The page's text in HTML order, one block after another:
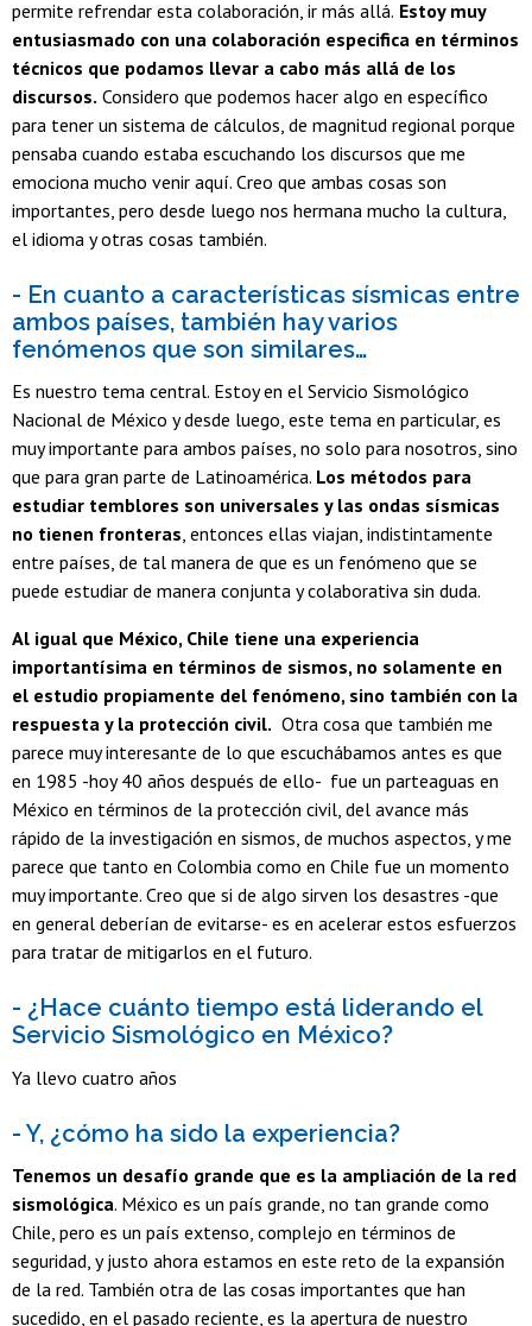
permite refrendar esta colaboración, ir más allá. Estoy muy
entusiasmado con una colaboración especifica en términos
técnicos que podamos llevar a cabo más allá de los
discursos. Considero que podemos hacer algo en específico
para tener un sistema de cálculos, de magnitud regional porque
pensaba cuando estaba escuchando los discursos que me
emociona mucho venir aquí. Creo que ambas cosas son
importantes, pero desde luego nos hermana mucho la cultura,
el idioma y otras cosas también.
- En cuanto a características sísmicas entre
ambos países, también hay varios
fenómenos que son similares…
Es nuestro tema central. Estoy en el Servicio Sismológico
Nacional de México y desde luego, este tema en particular, es
muy importante para ambos países, no solo para nosotros, sino
que para gran parte de Latinoamérica. Los métodos para
estudiar temblores son universales y las ondas sísmicas
no tienen fronteras, entonces ellas viajan, indistintamente
entre países, de tal manera de que es un fenómeno que se
puede estudiar de manera conjunta y colaborativa sin duda.
Al igual que México, Chile tiene una experiencia
importantísima en términos de sismos, no solamente en
el estudio propiamente del fenómeno, sino también con la
respuesta y la protección civil. Otra cosa que también me
parece muy interesante de lo que escuchábamos antes es que
en 1985 -hoy 40 años después de ello- fue un parteaguas en
México en términos de la protección civil, del avance más
rápido de la investigación en sismos, de muchos aspectos, y me
parece que tanto en Colombia como en Chile fue un momento
muy importante. Creo que si de algo sirven los desastres -que
en general deberían de evitarse- es en acelerar estos esfuerzos
para tratar de mitigarlos en el futuro.
- ¿Hace cuánto tiempo está liderando el
Servicio Sismológico en México?
Ya llevo cuatro años
- Y, ¿cómo ha sido la experiencia?
Tenemos un desafío grande que es la ampliación de la red
sismológica. México es un país grande, no tan grande como
Chile, pero es un país extenso, complejo en términos de
seguridad, y justo ahora estamos en este reto de la expansión
de la red. También otra de las cosas importantes que han
sucedido, en el pasado reciente, es la apertura de nuestro